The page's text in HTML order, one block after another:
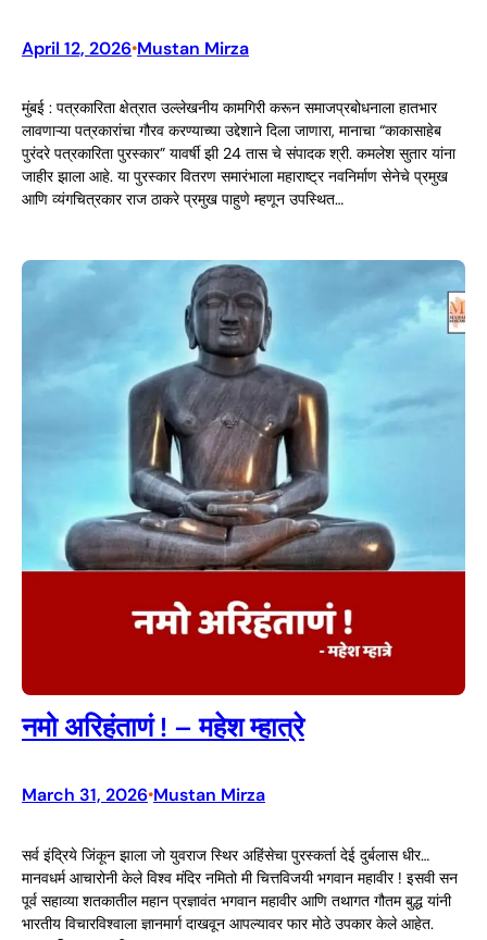
April 12, 2026•Mustan Mirza
मुंबई : पत्रकारिता क्षेत्रात उल्लेखनीय कामगिरी करून समाजप्रबोधनाला हातभार
लावणाऱ्या पत्रकारांचा गौरव करण्याच्या उद्देशाने दिला जाणारा, मानाचा “काकासाहेब
पुरंदरे पत्रकारिता पुरस्कार” यावर्षी झी 24 तास चे संपादक श्री. कमलेश सुतार यांना
जाहीर झाला आहे. या पुरस्कार वितरण समारंभाला महाराष्ट्र नवनिर्माण सेनेचे प्रमुख
आणि व्यंगचित्रकार राज ठाकरे प्रमुख पाहुणे म्हणून उपस्थित…
नमो अरिहंताणं ! – महेश म्हात्रे
March 31, 2026•Mustan Mirza
सर्व इंद्रिये जिंकून झाला जो युवराज स्थिर अहिंसेचा पुरस्कर्ता देई दुर्बलास धीर…
मानवधर्म आचारोनी केले विश्व मंदिर नमितो मी चित्तविजयी भगवान महावीर ! इसवी सन
पूर्व सहाव्या शतकातील महान प्रज्ञावंत भगवान महावीर आणि तथागत गौतम बुद्ध यांनी
भारतीय विचारविश्वाला ज्ञानमार्ग दाखवून आपल्यावर फार मोठे उपकार केले आहेत.